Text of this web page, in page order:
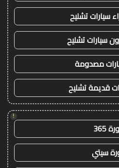
سيارات تشليح
سيارات تشليح
مصدومة
قديمة تشليح
!
365
سيتي